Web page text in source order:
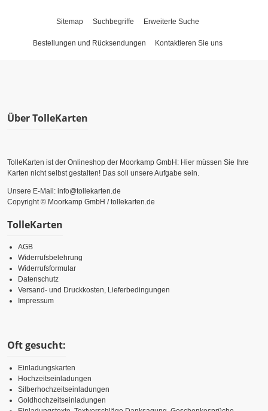
Sitemap Suchbegriffe Erweiterte Suche
Bestellungen und Rücksendungen Kontaktieren Sie uns
Über TolleKarten
TolleKarten ist der Onlineshop der Moorkamp GmbH: Hier müssen Sie Ihre
Karten nicht selbst gestalten! Das soll unsere Aufgabe sein.
Unsere E-Mail: info@tollekarten.de
Copyright © Moorkamp GmbH / tollekarten.de
TolleKarten
AGB
Widerrufsbelehrung
Widerrufsformular
Datenschutz
Versand- und Druckkosten, Lieferbedingungen
Impressum
Oft gesucht:
Einladungskarten
Hochzeitseinladungen
Silberhochzeitseinladungen
Goldhochzeitseinladungen